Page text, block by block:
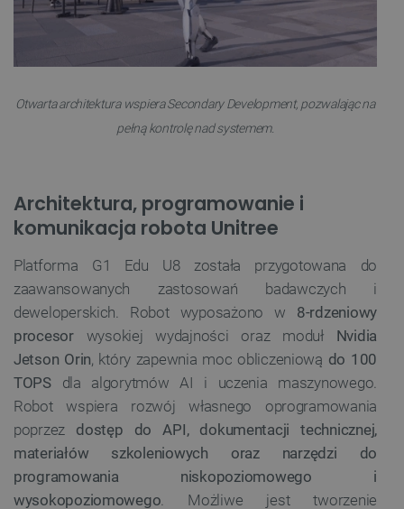
Otwarta architektura wspiera Secondary Development, pozwalając na
pełną kontrolę nad systemem.
Architektura, programowanie i
komunikacja robota Unitree
Platforma G1 Edu U8 została przygotowana do
zaawansowanych zastosowań badawczych i
deweloperskich. Robot wyposażono w 8-rdzeniowy
procesorwysokiej wydajności oraz moduł Nvidia
Jetson Orin, który zapewnia moc obliczeniową do 100
TOPSdla algorytmów AI i uczenia maszynowego.
Robot wspiera rozwój własnego oprogramowania
poprzez dostęp do API, dokumentacji technicznej,
materiałów szkoleniowych oraz narzędzi do
programowania niskopoziomowego i
wysokopoziomowego. Możliwe jest tworzenie
_lb
.youtube.com
Polityce prywatności Google